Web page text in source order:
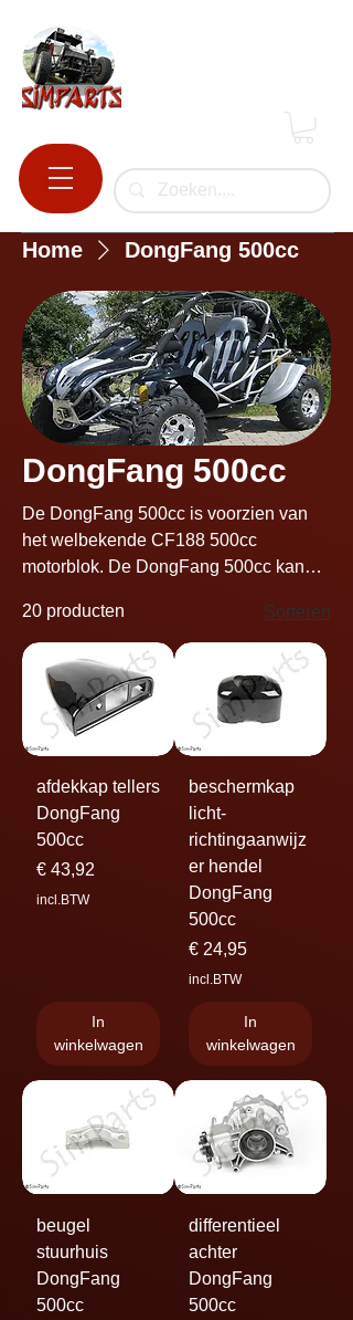
Home DongFang 500cc
DongFang 500cc
De DongFang 500cc is voorzien van
het welbekende CF188 500cc
motorblok. De DongFang 500cc kan
gebruikt. De DongFang 500cc valt in
hetzelfde segment als de XY, Renli,
Grizzly, Koyote, Destroyer, NBluck,
Rovach, CF Moto T500, Tension en
BXR_5 (Dasy 500cc).
20 producten Sorteren
afdekkap tellers
DongFang
500cc
Prijs
€ 43,92
incl.BTW
In
winkelwagen
beschermkap
licht-
richtingaanwijz
er hendel
DongFang
500cc
Prijs
€ 24,95
incl.BTW
In
winkelwagen
beugel
stuurhuis
DongFang
500cc
differentieel
achter
DongFang
500cc